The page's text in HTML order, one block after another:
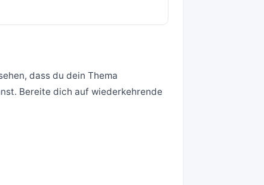
dass du dein Thema
Bereite dich auf wiederkehrende